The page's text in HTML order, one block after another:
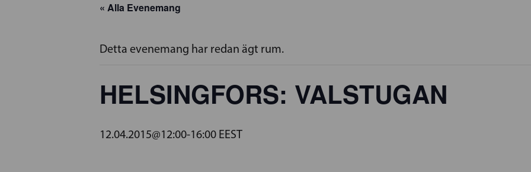
« Alla Evenemang
Detta evenemang har redan ägt rum.
HELSINGFORS: VALSTUGAN
12.04.2015@12:00-16:00 EEST